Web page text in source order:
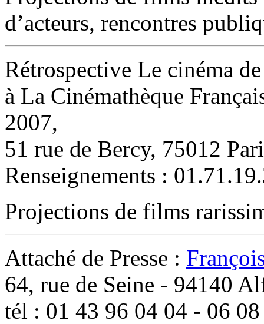
d’acteurs, rencontres
Rétrospective Le cinéma
à La Cinémathèque
2007,
51 rue de Bercy, 75012
Renseignements :
Projections de films
Attaché de Presse :
64, rue de Seine - 94140
tél : 01 43 96 04 04 - 06